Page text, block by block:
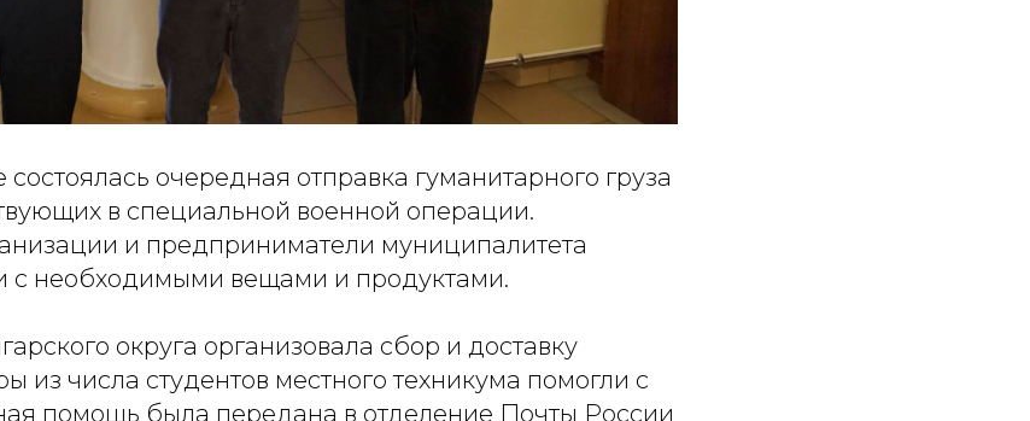
очередная отправка гуманитарного груза
в специальной военной операции.
и предприниматели муниципалитета
с необходимыми вещами и продуктами.
округа организовала сбор и доставку
из числа студентов местного техникума помогли с
помощь была передана в отделение Почты России